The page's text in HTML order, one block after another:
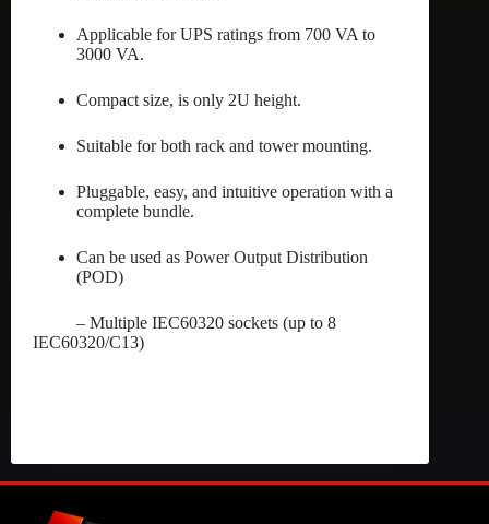
Applicable for UPS ratings from 700 VA to
3000 VA.
Compact size, is only 2U height.
Suitable for both rack and tower mounting.
Pluggable, easy, and intuitive operation with a
complete bundle.
Can be used as Power Output Distribution
(POD)
– Multiple IEC60320 sockets (up to 8
IEC60320/C13)